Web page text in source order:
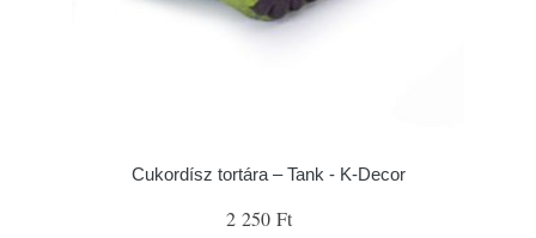
Cukordísz tortára – Tank - K-Decor
2 250 Ft